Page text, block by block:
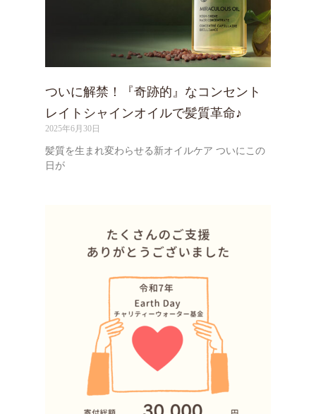
ついに解禁！『奇跡的』なコンセント
レイトシャインオイルで髪質革命♪
2025年6月30日
髪質を生まれ変わらせる新オイルケア ついにこの
日が